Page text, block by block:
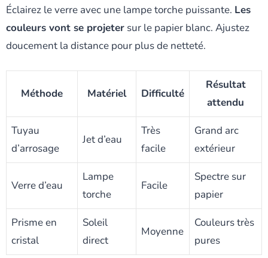
Éclairez le verre avec une lampe torche puissante. Les
couleurs vont se projeter sur le papier blanc. Ajustez
doucement la distance pour plus de netteté.
Méthode Matériel Difficulté
Résultat
attendu
Tuyau
d’arrosage
Jet d’eau
Très
facile
Grand arc
extérieur
Verre d’eau
Lampe
torche
Facile
Spectre sur
papier
Prisme en
cristal
Soleil
direct
Moyenne
Couleurs très
pures